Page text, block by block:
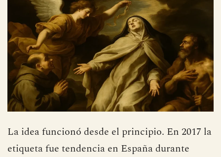
La idea funcionó desde el principio. En 2017 la
etiqueta fue tendencia en España durante